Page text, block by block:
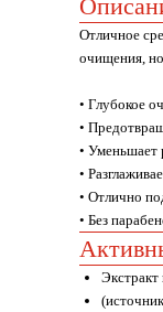
Отличное
очищения,
• Глубокое
•
• Уменьшает
•
• Отлично
• Без